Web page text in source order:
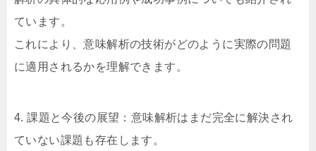
ています。
これにより、意味解析の技術がどのように実際の問題
に適用されるかを理解できます。
4. 課題と今後の展望：意味解析はまだ完全に解決され
ていない課題も存在します。